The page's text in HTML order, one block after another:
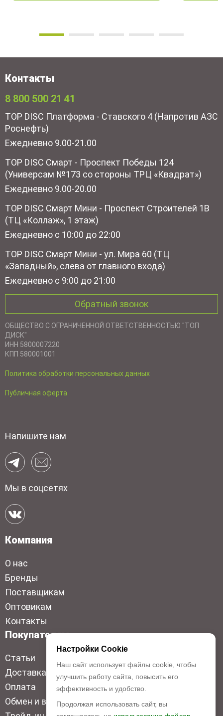
Контакты
8 800 500 21 41
TOP DISC Платформа - Ставского 4 (Напротив АЗС
Роснефть)
Ежедневно 9.00-21.00
TOP DISC Смарт - Проспект Победы 124
(Универсам №173 со стороны ТРЦ «Квадрат»)
Ежедневно 9.00-20.00
TOP DISC Смарт Мини - Проспект Строителей 1В
(ТЦ «Коллаж», 1 этаж)
Ежедневно с 10:00 до 22:00
TOP DISC Смарт Мини - ул. Мира 60 (ТЦ
«Западный», слева от главного входа)
Ежедневно с 9:00 до 21:00
Обратный звонок
ОБЩЕСТВО С ОГРАНИЧЕННОЙ ОТВЕТСТВЕННОСТЬЮ "ТОП
ДИСК"
ИНН 5800007220
КПП 580001001
Политика обработки персональных данных
Публичная оферта
Напишите нам
Мы в соцсетях
Компания
О нас
Бренды
Поставщикам
Оптовикам
Контакты
Покупателям
Статьи
Доставка
Оплата
Обмен и возврат
Настройки Cookie
Наш сайт использует файлы cookie, чтобы
улучшить работу сайта, повысить его
эффективность и удобство.
Продолжая использовать сайт, вы